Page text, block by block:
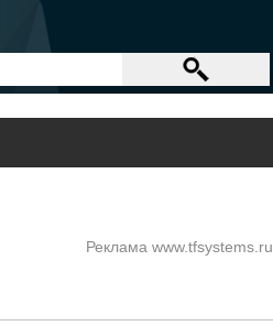
Реклама www.tfsystems.ru